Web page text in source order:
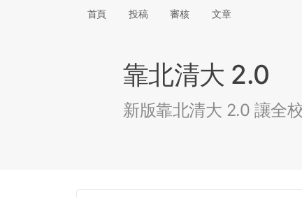
首頁 投稿 審核 文章
靠北清大 2.0
新版靠北清大 2.0 讓全